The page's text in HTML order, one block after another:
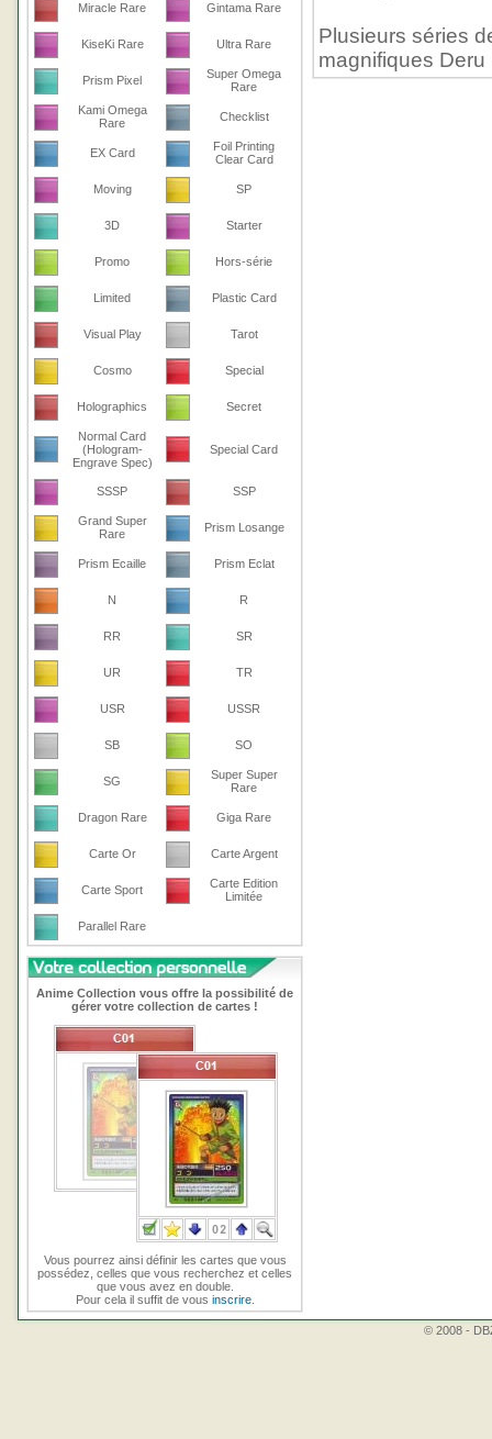
Miracle Rare Gintama Rare
KiseKi Rare Ultra Rare
Prism Pixel
Super Omega
Rare
Kami Omega
Rare
Checklist
EX Card
Foil Printing
Clear Card
Moving SP
3D Starter
Promo Hors-série
Limited Plastic Card
Visual Play Tarot
Cosmo Special
Holographics Secret
Normal Card
(Hologram-
Engrave Spec)
Special Card
SSSP SSP
Grand Super
Rare
Prism Losange
Prism Ecaille Prism Eclat
N R
RR SR
UR TR
USR USSR
SB SO
SG
Super Super
Rare
Dragon Rare Giga Rare
Carte Or Carte Argent
Carte Sport
Carte Edition
Limitée
Parallel Rare
Anime Collection vous offre la possibilité de
gérer votre collection de cartes !
Vous pourrez ainsi définir les cartes que vous
possédez, celles que vous recherchez et celles
que vous avez en double.
Pour cela il suffit de vous inscrire.
Plusieurs séries
magnifiques
© 2008 -